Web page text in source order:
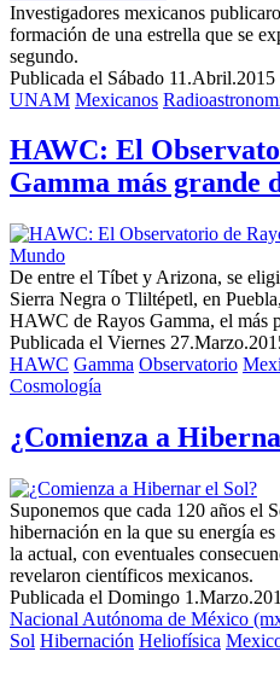
Investigadores mexicanos
formación de una estrella que se
segundo.
Publicada el Sábado 11.Abril.2015
UNAM Mexicanos
HAWC: El
Gamma más grande
De entre el Tíbet y Arizona, se
Sierra Negra o Tliltépetl, en
HAWC de Rayos Gamma, el más
Publicada el Viernes
HAWC Gamma Observatorio
Cosmología
¿Comienza a
Suponemos que cada 120 años el
hibernación en la que su energía
la actual, con eventuales
revelaron científicos mexicanos.
Publicada el Domingo
Nacional Autónoma de México
Sol Hibernación Heliofísica